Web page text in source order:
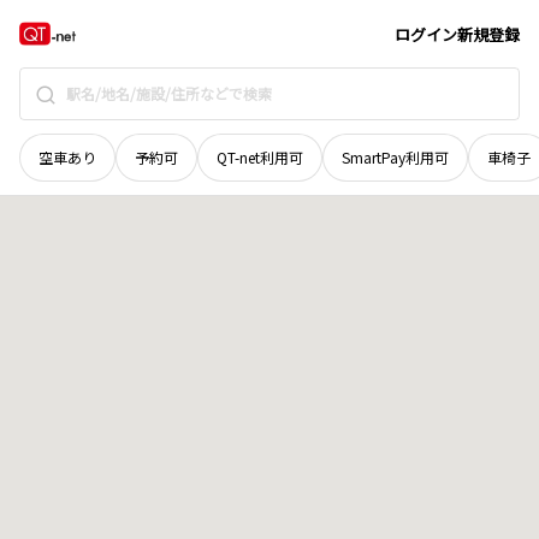
ログイン新規登録
空車あり 予約可 QT-net利用可 SmartPay利用可 車椅子
秋田県